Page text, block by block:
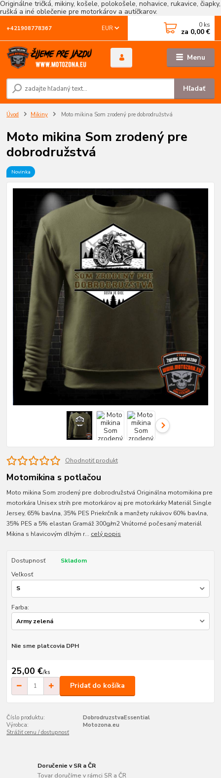
Originálne tričká, mikiny, košele, polokošele, nohavice, rukavice, čiapky,
rušká a iné oblečenie pre motorkárov a autíčkarov.
Menu
EUR
Hľadať
+421908778367 0 ks
za 0,00 €
Úvod Mikiny Moto mikina Som zrodený pre dobrodružstvá
Moto mikina Som zrodený pre
dobrodružstvá
Novinka
Ohodnotiť produkt
Motomikina s potlačou
Moto mikina Som zrodený pre dobrodružstvá Originálna motomikina pre
motorkára Unisex strih pre motorkárov aj pre motorkárky Materiál Single
Jersey, 65% bavlna, 35% PES Priekrčník a manžety rukávov 60% bavlna,
35% PES a 5% elastan Gramáž 300g/m2 Vnútorné počesaný materiál
Mikina s hlavicovým dlhým r... celý popis
Dostupnosť
Skladom
Veľkosť
Farba:
Nie sme platcovia DPH
25,00 €/ks
Pridať do košíka
Číslo produktu:
DobrodruzstvaEssential
Výrobca:
Motozona.eu
Strážiť cenu / dostupnosť
Doručenie v SR a ČR
Tovar doručíme v rámci SR a ČR